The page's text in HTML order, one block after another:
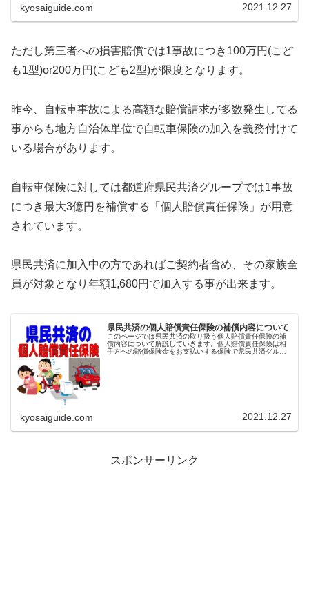
kyosaiguide.com 2021.12.27
ただし第三者への損害賠償では1事故につき100万円(こど
も1型)or200万円(こども2型)が限度となります。
昨今、自転車事故による高額な賠償請求が多数発生してる
事からも地方自治体単位で自転車保険の加入を義務付けて
いる場合があります。
自転車保険に対しては都道府県民共済グループでは1事故
につき最大3億円を補償する「個人賠償責任保険」が用意
されています。
県民共済に加入中の方であればご契約者含め、その家族全
員が対象となり年額1,680円で加入する事が出来ます。
県民共済の個人賠償責任保険の補償内容について
このページでは県民共済の取り扱う個人賠償責任保険の補
償内容について解説していきます。個人賠償責任保険は相
手方への賠償保険金をお支払いする保険で県民共済グルー
kyosaiguide.com 2021.12.27
スポンサーリンク